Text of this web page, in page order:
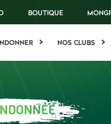
BOUTIQUE
NOS CLUBS